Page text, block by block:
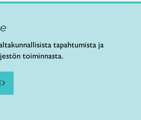
tapahtumista ja
toiminnasta.